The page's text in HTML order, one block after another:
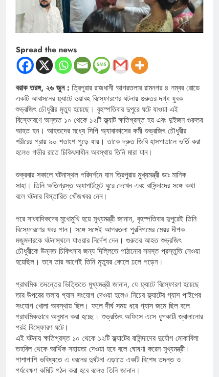
Spread the news
বরাক তরঙ্গ, ২৬ জুন : ত্রিপুরার রাজধানী আগরতলার রামনগর ৪ নম্বর রোডে
একটি আবাসনের ফ্ল্যাটে ভয়াবহ বিস্ফোরণের ঘটনায় গুরুতর দগ্ধ যুবক
শুভ্রজিৎ চৌধুরীর মৃত্যু হয়েছে। বৃহস্পতিবার দুপুরে ঘটে যাওয়া এই
বিস্ফোরণে অন্তত ১০ থেকে ১২টি ফ্ল্যাট ক্ষতিগ্রস্ত হয় এবং দুইজন গুরুতর
আহত হন। আহতদের মধ্যে সিপি অ্যাবাকাসের কর্মী শুভ্রজিৎ চৌধুরীর
শরীরের প্রায় ৯০ শতাংশ পুড়ে যায়। তাকে দ্রুত জিবি হাসপাতালে ভর্তি করা
হলেও গভীর রাতে চিকিৎসাধীন অবস্থায় তিনি মারা যান।
শুক্রবার সকালে ঘটনাস্থল পরিদর্শনে যান ত্রিপুরার মুখ্যমন্ত্রী ডাঃ মানিক
সাহা। তিনি ক্ষতিগ্রস্ত অ্যাপার্টমেন্ট ঘুরে দেখেন এবং বাসিন্দাদের সঙ্গে কথা
বলে ঘটনার বিস্তারিত খোঁজখবর নেন।
পরে সাংবাদিকদের মুখোমুখি হয়ে মুখ্যমন্ত্রী জানান, বৃহস্পতিবার দুপুরেই তিনি
বিস্ফোরণের খবর পান। সঙ্গে সঙ্গেই আগরতলা পুরনিগমের মেয়র দীপক
মজুমদারকে ঘটনাস্থলে যাওয়ার নির্দেশ দেন। গুরুতর আহত শুভ্রজিৎ
চৌধুরীকে উন্নত চিকিৎসার জন্য দিল্লিতে পাঠানোর সমস্ত প্রস্তুতি নেওয়া
হয়েছিল। তবে তার আগেই তিনি মৃত্যুর কোলে ঢলে পড়েন।
প্রাথমিক তদন্তের ভিত্তিতে মুখ্যমন্ত্রী জানান, যে ফ্ল্যাটে বিস্ফোরণ হয়েছে
তার উপরের তলায় গ্যাস সংযোগ দেওয়া হলেও নিচের ফ্ল্যাটের গ্যাস পাইপের
সংযোগ খোলা অবস্থায় ছিল। ফলে দীর্ঘ সময় ধরে গ্যাস জমে ছিল বলে
প্রাথমিকভাবে অনুমান করা হচ্ছে। শুভ্রজিৎ অফিসে এসে ধূপকাঠি জ্বালানোর
পরই বিস্ফোরণ ঘটে।
এই ঘটনায় ক্ষতিগ্রস্ত ১০ থেকে ১২টি ফ্ল্যাটের বাসিন্দাদের দুর্যোগ মোকাবিলা
তহবিল থেকে আর্থিক সহায়তা দেওয়া হবে বলে ঘোষণা করেন মুখ্যমন্ত্রী।
পাশাপাশি ভবিষ্যতে এ ধরনের দুর্ঘটনা এড়াতে একটি বিশেষ তদন্ত ও
পর্যবেক্ষণ কমিটি গঠন করা হবে বলেও তিনি জানান।